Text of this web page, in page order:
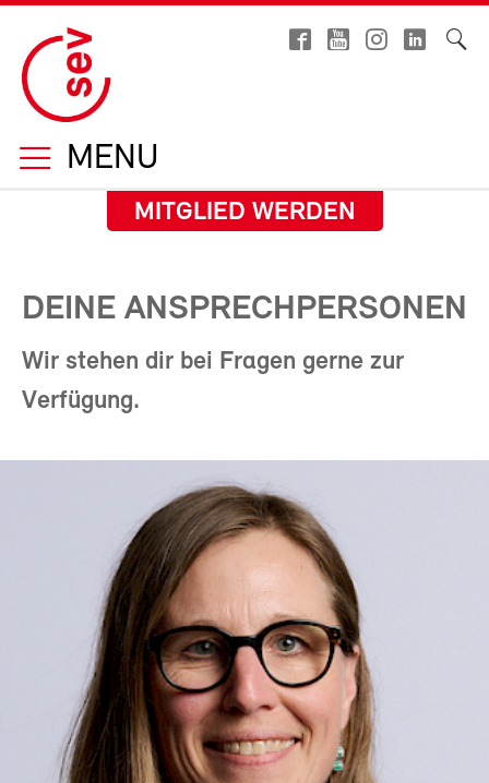
MENU
MITGLIED WERDEN
DEINE ANSPRECHPERSONEN
Wir stehen dir bei Fragen gerne zur
Verfügung.